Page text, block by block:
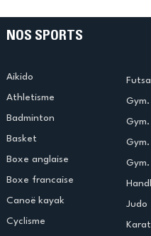
NOS SPORTS
Aikido
Athletisme
Badminton
Basket
Boxe anglaise
Boxe francaise
Canoë kayak
Cyclisme
Judo